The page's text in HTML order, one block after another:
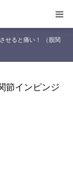
せると痛い！ （股関
節インピンジ